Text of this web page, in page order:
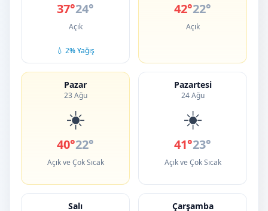
37°24°
Açık
💧 2% Yağış
42°22°
Açık
Pazar
23 Ağu
☀️
40°22°
Açık ve Çok Sıcak
Pazartesi
24 Ağu
☀️
41°23°
Açık ve Çok Sıcak
Salı Çarşamba